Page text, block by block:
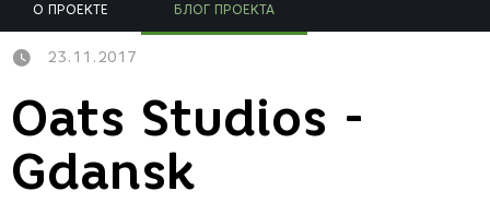
О ПРОЕКТЕ БЛОГ ПРОЕКТА
23.11.2017
Oats Studios -
Gdansk